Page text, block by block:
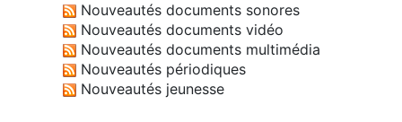
Nouveautés documents sonores
Nouveautés documents vidéo
Nouveautés documents multimédia
Nouveautés périodiques
Nouveautés jeunesse